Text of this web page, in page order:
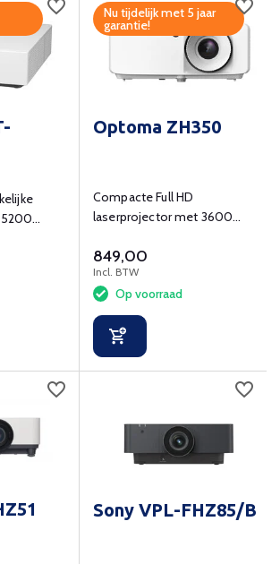
Nu tijdelijk met 5 jaar
garantie!
Optoma ZH350
Compacte Full HD
laserprojector met 3600
ondersteuning​.
849,00
Incl. BTW
Op voorraad
Sony VPL-FHZ85/B